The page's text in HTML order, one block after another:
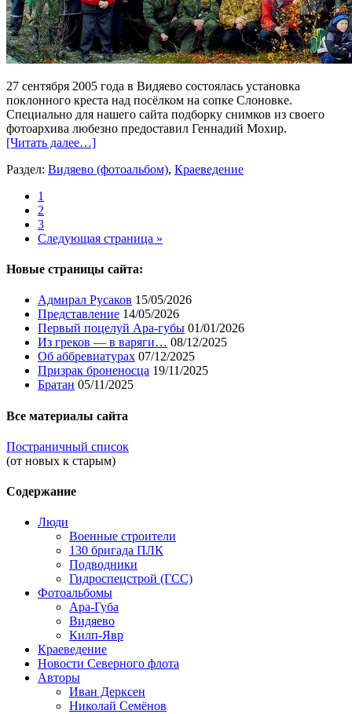
27 сентября 2005 года в Видяево состоялась установка
поклонного креста над посёлком на сопке Слоновке.
Специально для нашего сайта подборку снимков из своего
фотоархива любезно предоставил Геннадий Мохир.
[Читать далее…]
Раздел: Видяево (фотоальбом), Краеведение
1
2
3
Следующая страница »
Новые страницы сайта:
Адмирал Русаков 15/05/2026
Представление 14/05/2026
Первый поцелуй Ара-губы 01/01/2026
Из греков — в варяги… 08/12/2025
Об аббревиатурах 07/12/2025
Призрак броненосца 19/11/2025
Братан 05/11/2025
Все материалы сайта
Постраничный список
(от новых к старым)
Содержание
Люди
Военные строители
130 бригада ПЛК
Подводники
Гидроспецстрой (ГСС)
Фотоальбомы
Ара-Губа
Видяево
Килп-Явр
Краеведение
Новости Северного флота
Авторы
Иван Дерксен
Николай Семёнов